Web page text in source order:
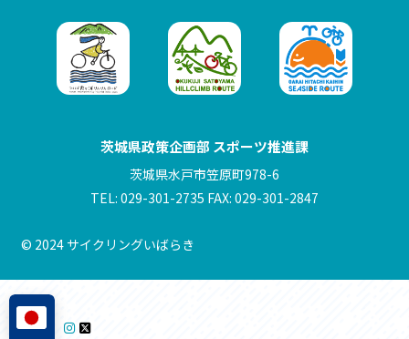
茨城県政策企画部 スポーツ推進課
茨城県水戸市笠原町978-6
TEL: 029-301-2735 FAX: 029-301-2847
© 2024 サイクリングいばらき